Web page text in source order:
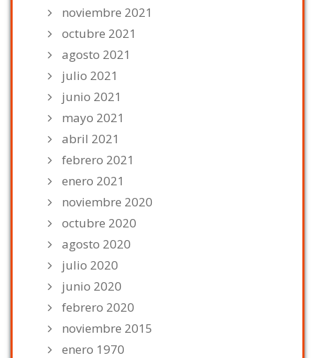
noviembre 2021
octubre 2021
agosto 2021
julio 2021
junio 2021
mayo 2021
abril 2021
febrero 2021
enero 2021
noviembre 2020
octubre 2020
agosto 2020
julio 2020
junio 2020
febrero 2020
noviembre 2015
enero 1970